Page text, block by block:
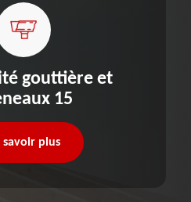
gouttière et
15
savoir plus